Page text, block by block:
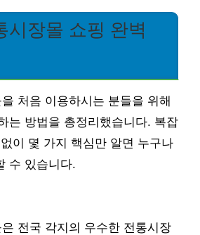
시장몰 쇼핑 완벽
처음 이용하시는 분들을 위해
는 방법을 총정리했습니다. 복잡
이 몇 가지 핵심만 알면 누구나
수 있습니다.
전국 각지의 우수한 전통시장